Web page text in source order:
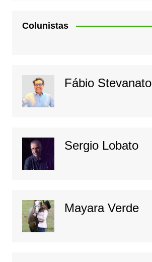
Colunistas
Fábio Stevanato
Sergio Lobato
Mayara Verde